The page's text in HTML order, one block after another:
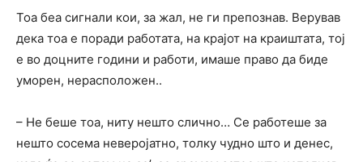
Тоа беа сигнали кои, за жал, не ги препознав. Верував
дека тоа е поради работата, на крајот на краиштата, тој
е во доцните години и работи, имаше право да биде
уморен, нерасположен..
– Не беше тоа, ниту нешто слично… Се работеше за
нешто сосема неверојатно, толку чудно што и денес,